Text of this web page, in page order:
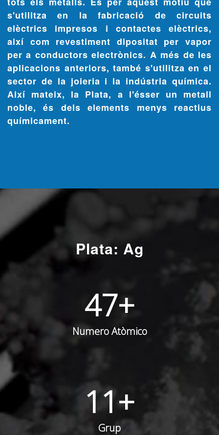
s'utilitza en la fabricació de circuits
elèctrics impresos i contactes elèctrics,
així com revestiment dipositat per vapor
per a conductors electrònics. A més de les
aplicacions anteriors, també s'utilitza en el
sector de la joieria i la indústria química.
Així mateix, la Plata, a l'ésser un metall
noble, és dels elements menys reactius
químicament.
Plata: Ag
47+
Numero Atòmico
11+
Grup